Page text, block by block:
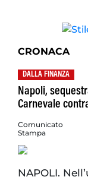
CRONACA
DALLA FINANZA
Napoli,
Carnevale
Comunicato
Stampa
NAPOLI.